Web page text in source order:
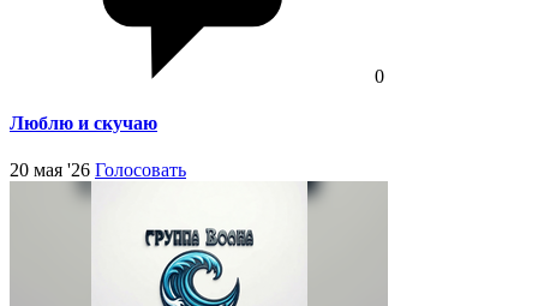
0
Люблю и скучаю
20 мая '26 Голосовать